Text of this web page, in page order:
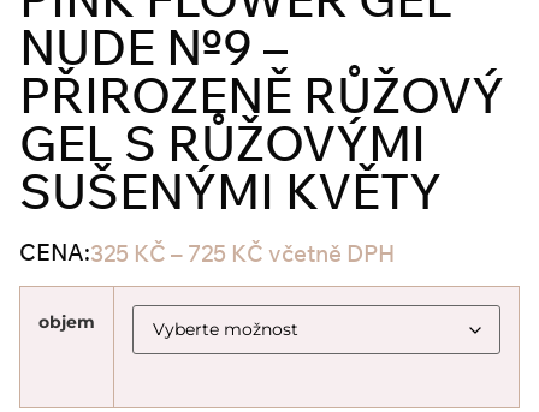
NUDE №9 –
PŘIROZENĚ RŮŽOVÝ
GEL S RŮŽOVÝMI
SUŠENÝMI KVĚTY
CENA:325 KČ – 725 KČ včetně DPH
objem